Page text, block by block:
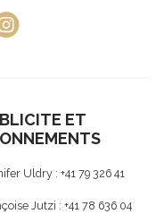
ET
Uldry : +41 79 326 41
Jutzi : +41 78 636 04